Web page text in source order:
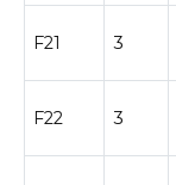
F21 3
F22 3